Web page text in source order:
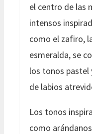
el centro de las
intensos
como el zafiro,
esmeralda, se
los tonos pastel
de labios
Los tonos
como